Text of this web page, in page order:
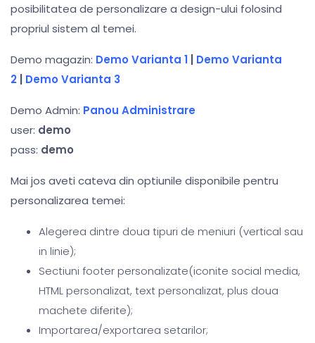
posibilitatea de personalizare a design-ului folosind
propriul sistem al temei.
Demo magazin: Demo Varianta 1 | Demo Varianta
2 | Demo Varianta 3
Demo Admin: Panou Administrare
user: demo
pass: demo
Mai jos aveti cateva din optiunile disponibile pentru
personalizarea temei:
Alegerea dintre doua tipuri de meniuri (vertical sau
in linie);
Sectiuni footer personalizate(iconite social media,
HTML personalizat, text personalizat, plus doua
machete diferite);
Importarea/exportarea setarilor;